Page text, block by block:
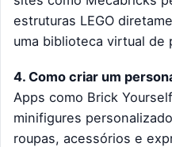
estruturas LEGO
uma biblioteca virtual de
4. Como criar um
Apps como Brick
minifigures
roupas, acessórios e